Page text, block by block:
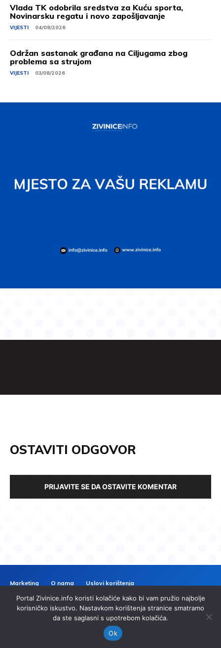
Vlada TK odobrila sredstva za Kuću sporta,
Novinarsku regatu i novo zapošljavanje
VIJESTI 04/08/2026
Održan sastanak građana na Ciljugama zbog
problema sa strujom
VIJESTI 03/08/2026
OSTAVITI ODGOVOR
PRIJAVITE SE DA OSTAVITE KOMENTAR
Marketing O nama
Uslovi korištenja
Politika privatnosti
Kontakt
ZIVINICEINFO
© 2024 Zivinice.info. Sva prava zadržana. | Izrada
Portal Zivinice.info koristi kolačiće kako bi vam pružio najbolje
korisničko iskustvo. Nastavkom korištenja stranice smatramo
da ste saglasni s upotrebom kolačića.
Ok